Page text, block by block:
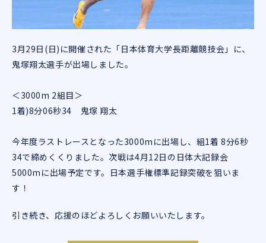
3月29日(日)に開催された「日本体育大学長距離競技会」に、
鬼塚翔太選手が出場しました。
＜3000m 2組目＞
1着)8分06秒34 鬼塚 翔太
今年度ラストレースとなった3000mに出場し、組1着 8分6秒
34で締めくくりました。次戦は4月12日の日体大記録会
5000mに出場予定です。日本選手権標準記録突破を狙いま
す！
引き続き、応援のほどよろしくお願いいたします。